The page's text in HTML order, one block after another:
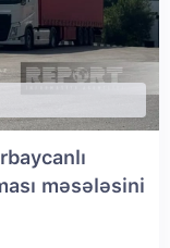
məsələsini